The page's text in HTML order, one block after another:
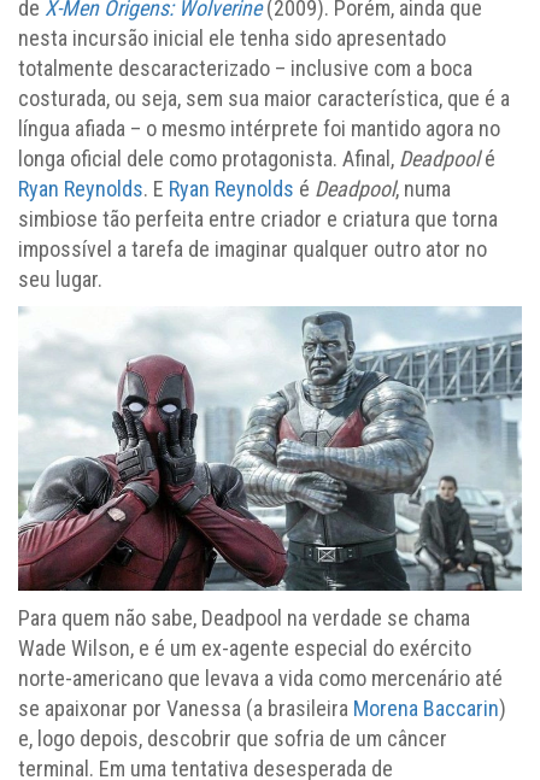
de X-Men Origens: Wolverine(2009). Porém, ainda que
nesta incursão inicial ele tenha sido apresentado
totalmente descaracterizado – inclusive com a boca
costurada, ou seja, sem sua maior característica, que é a
língua afiada – o mesmo intérprete foi mantido agora no
longa oficial dele como protagonista. Afinal, Deadpoolé
Ryan Reynolds. E Ryan Reynolds é Deadpool, numa
simbiose tão perfeita entre criador e criatura que torna
impossível a tarefa de imaginar qualquer outro ator no
seu lugar.
Para quem não sabe, Deadpool na verdade se chama
Wade Wilson, e é um ex-agente especial do exército
norte-americano que levava a vida como mercenário até
se apaixonar por Vanessa (a brasileira Morena Baccarin)
e, logo depois, descobrir que sofria de um câncer
terminal. Em uma tentativa desesperada de